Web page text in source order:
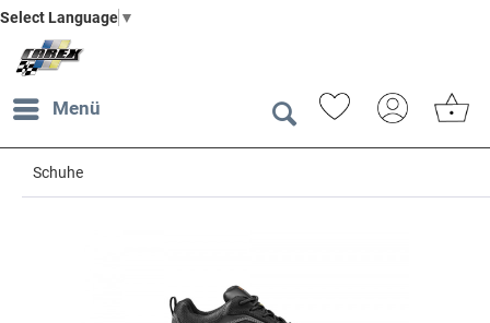
Select Language ▼
Menü
Schuhe